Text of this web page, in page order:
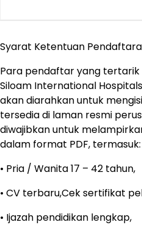
Syarat Ketentuan
Para pendaftar yang tertarik
Siloam International
akan diarahkan untuk
tersedia di laman resmi
diwajibkan untuk
dalam format PDF, termasuk:
• Pria / Wanita 17 – 42 tahun,
• CV terbaru,Cek sertifikat
• Ijazah pendidikan lengkap,